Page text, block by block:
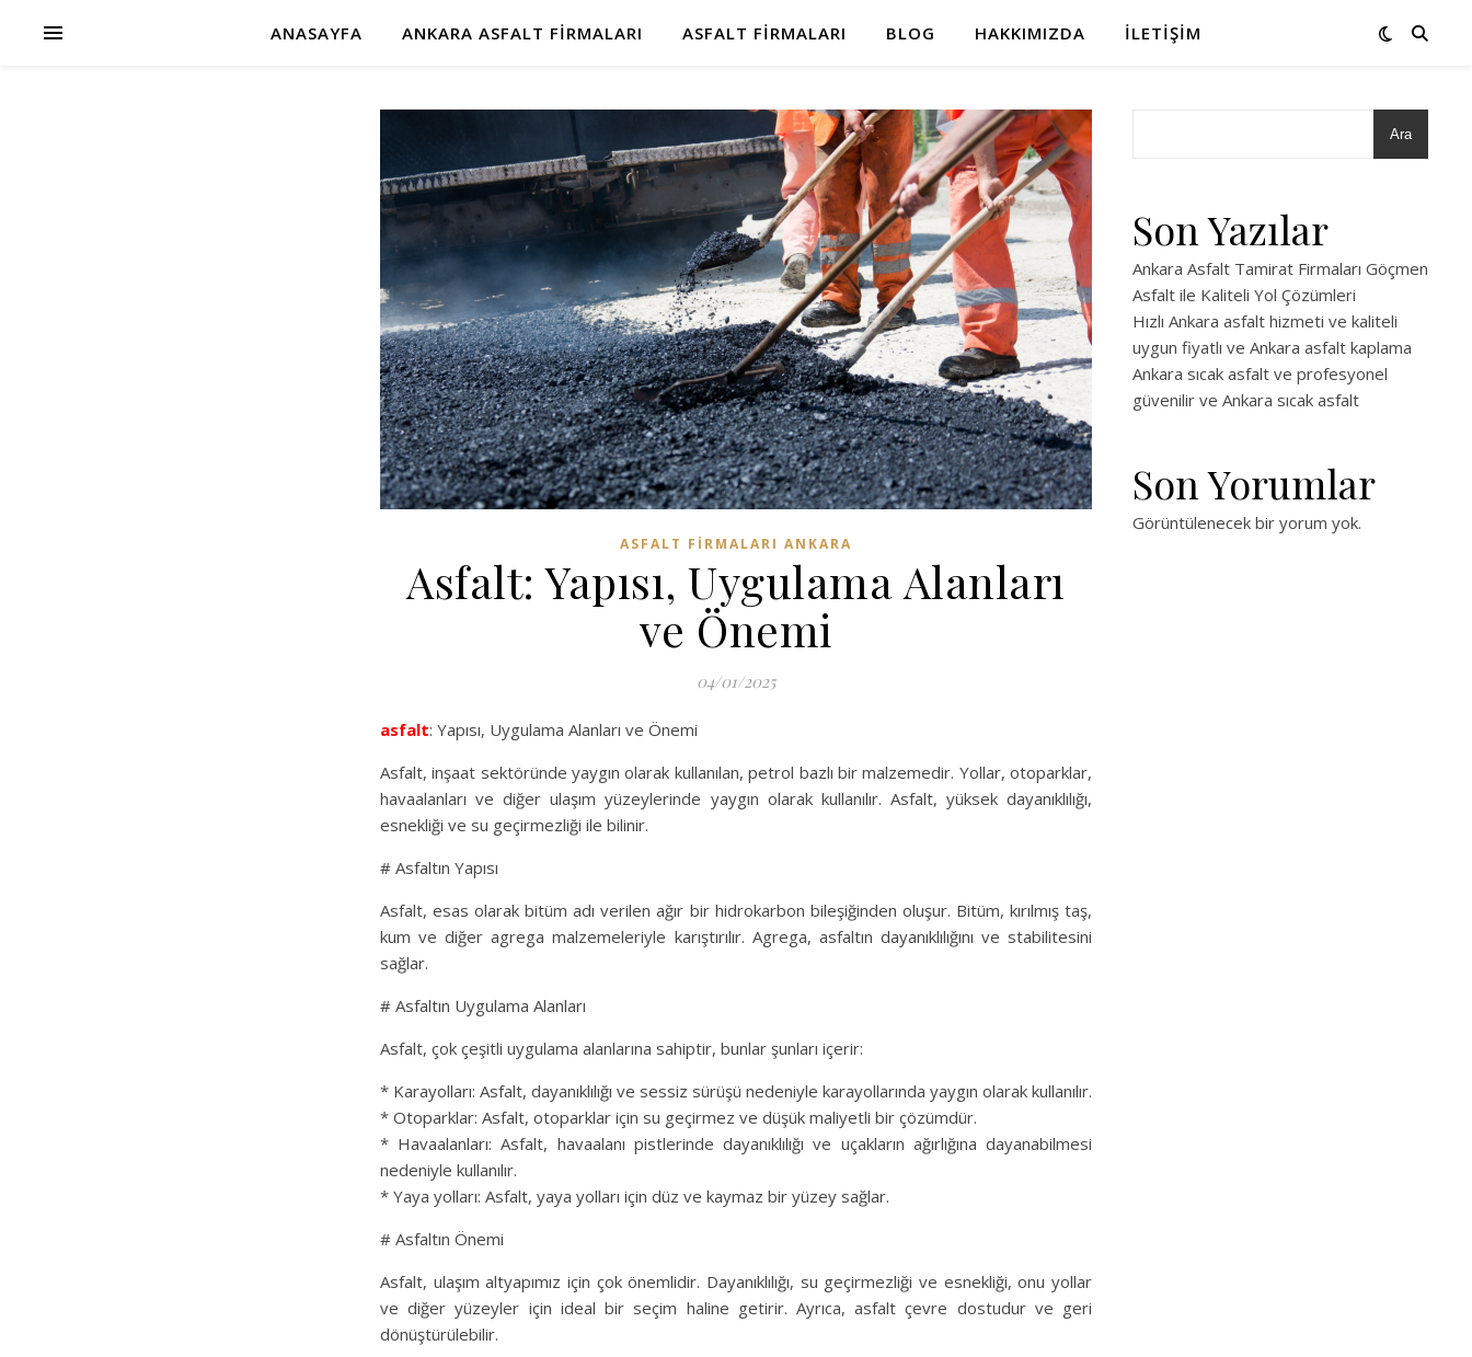
ANASAYFA ANKARA ASFALT FIRMALARI ASFALT FIRMALARI BLOG HAKKIMIZDA İLETIŞIM
ASFALT FIRMALARI ANKARA
Asfalt: Yapısı, Uygulama Alanları
ve Önemi
04/01/2025
asfalt: Yapısı, Uygulama Alanları ve Önemi
Asfalt, inşaat sektöründe yaygın olarak kullanılan, petrol bazlı bir malzemedir. Yollar, otoparklar,
havaalanları ve diğer ulaşım yüzeylerinde yaygın olarak kullanılır. Asfalt, yüksek dayanıklılığı,
esnekliği ve su geçirmezliği ile bilinir.
# Asfaltın Yapısı
Asfalt, esas olarak bitüm adı verilen ağır bir hidrokarbon bileşiğinden oluşur. Bitüm, kırılmış taş,
kum ve diğer agrega malzemeleriyle karıştırılır. Agrega, asfaltın dayanıklılığını ve stabilitesini
sağlar.
# Asfaltın Uygulama Alanları
Asfalt, çok çeşitli uygulama alanlarına sahiptir, bunlar şunları içerir:
* Karayolları: Asfalt, dayanıklılığı ve sessiz sürüşü nedeniyle karayollarında yaygın olarak kullanılır.
* Otoparklar: Asfalt, otoparklar için su geçirmez ve düşük maliyetli bir çözümdür.
* Havaalanları: Asfalt, havaalanı pistlerinde dayanıklılığı ve uçakların ağırlığına dayanabilmesi
nedeniyle kullanılır.
* Yaya yolları: Asfalt, yaya yolları için düz ve kaymaz bir yüzey sağlar.
# Asfaltın Önemi
Asfalt, ulaşım altyapımız için çok önemlidir. Dayanıklılığı, su geçirmezliği ve esnekliği, onu yollar
ve diğer yüzeyler için ideal bir seçim haline getirir. Ayrıca, asfalt çevre dostudur ve geri
dönüştürülebilir.
Ara
Son Yazılar
Ankara Asfalt Tamirat Firmaları Göçmen
Asfalt ile Kaliteli Yol Çözümleri
Hızlı Ankara asfalt hizmeti ve kaliteli
uygun fiyatlı ve Ankara asfalt kaplama
Ankara sıcak asfalt ve profesyonel
güvenilir ve Ankara sıcak asfalt
Son Yorumlar
Görüntülenecek bir yorum yok.